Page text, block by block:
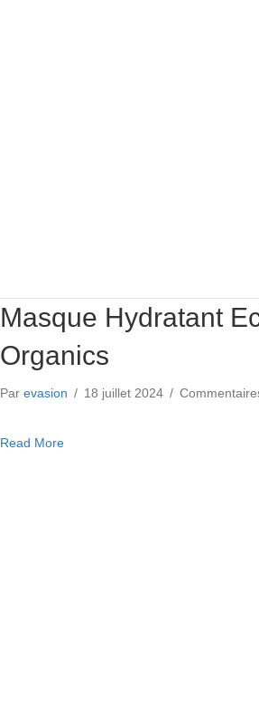
Masque Hydratant
Organics
Parevasion / 18 juillet 2024 /
Read Moreabout Masque Hydratant Eclat Bio